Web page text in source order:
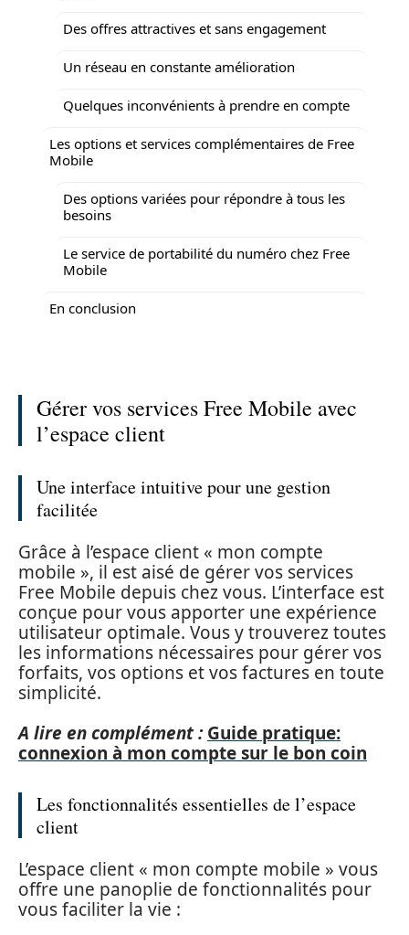
Des offres attractives et sans engagement
Un réseau en constante amélioration
Quelques inconvénients à prendre en compte
Les options et services complémentaires de Free
Mobile
Des options variées pour répondre à tous les
besoins
Le service de portabilité du numéro chez Free
Mobile
En conclusion
Gérer vos services Free Mobile avec
l’espace client
Une interface intuitive pour une gestion
facilitée
Grâce à l’espace client « mon compte
mobile », il est aisé de gérer vos services
Free Mobile depuis chez vous. L’interface est
conçue pour vous apporter une expérience
utilisateur optimale. Vous y trouverez toutes
les informations nécessaires pour gérer vos
forfaits, vos options et vos factures en toute
simplicité.
A lire en complément : Guide pratique:
connexion à mon compte sur le bon coin
Les fonctionnalités essentielles de l’espace
client
L’espace client « mon compte mobile » vous
offre une panoplie de fonctionnalités pour
vous faciliter la vie :